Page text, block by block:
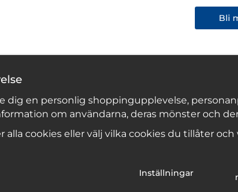
Bli
Copyright © 2026,
dig en personlig shoppingupplevelse,
om användarna, deras mönster och
alla cookies eller välj vilka cookies du tillåter
Inställningar